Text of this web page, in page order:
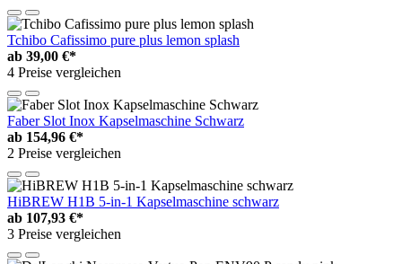
Tchibo Cafissimo pure plus lemon splash
ab 39,00 €*
4 Preise vergleichen
Faber Slot Inox Kapselmaschine Schwarz
ab 154,96 €*
2 Preise vergleichen
HiBREW H1B 5-in-1 Kapselmaschine schwarz
ab 107,93 €*
3 Preise vergleichen